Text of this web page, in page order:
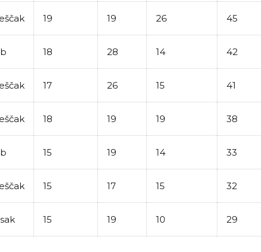
19 19 26 45
18 28 14 42
17 26 15 41
18 19 19 38
15 19 14 33
15 17 15 32
15 19 10 29